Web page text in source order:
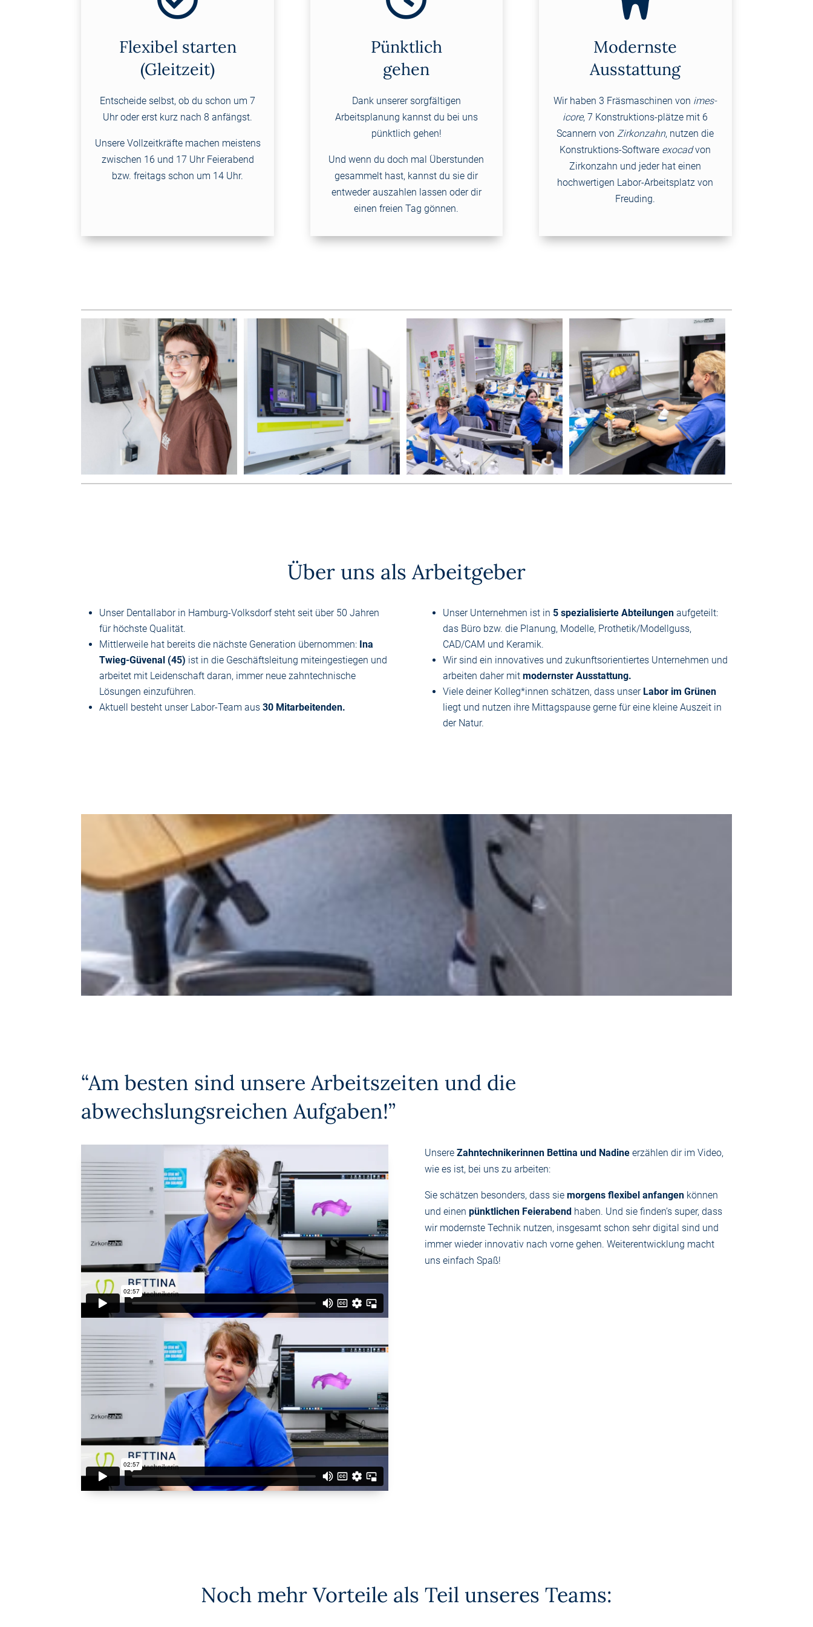
Flexibel starten
(Gleitzeit)
Entscheide selbst, ob du schon um 7
Uhr oder erst kurz nach 8 anfängst.
Unsere Vollzeitkräfte machen meistens
zwischen 16 und 17 Uhr Feierabend
bzw. freitags schon um 14 Uhr.
Pünktlich
gehen
Dank unserer sorgfältigen
Arbeitsplanung kannst du bei uns
pünktlich gehen!
Und wenn du doch mal Überstunden
gesammelt hast, kannst du sie dir
entweder auszahlen lassen oder dir
einen freien Tag gönnen.
Modernste
Ausstattung
Wir haben 3 Fräsmaschinen von imes-
icore, 7 Konstruktions-plätze mit 6
Scannern von Zirkonzahn, nutzen die
Konstruktions-Software exocadvon
Zirkonzahn und jeder hat einen
hochwertigen Labor-Arbeitsplatz von
Freuding.
Über uns als Arbeitgeber
Unser Dentallabor in Hamburg-Volksdorf steht seit über 50 Jahren
für höchste Qualität.
Mittlerweile hat bereits die nächste Generation übernommen: Ina
Twieg-Güvenal (45) ist in die Geschäftsleitung miteingestiegen und
arbeitet mit Leidenschaft daran, immer neue zahntechnische
Lösungen einzuführen.
Aktuell besteht unser Labor-Team aus30 Mitarbeitenden.
Unser Unternehmen ist in 5 spezialisierte Abteilungenaufgeteilt:
das Büro bzw. die Planung, Modelle, Prothetik/Modellguss,
CAD/CAM und Keramik.
Wir sind ein innovatives und zukunftsorientiertes Unternehmen und
arbeiten daher mit modernster Ausstattung.
Viele deiner Kolleg*innen schätzen, dass unser Labor im Grünen
liegt und nutzen ihre Mittagspause gerne für eine kleine Auszeit in
der Natur.
“Am besten sind unsere Arbeitszeiten und die
abwechslungs­reichen Aufgaben!”
Unsere Zahntechnikerinnen Bettina und Nadineerzählen dir im Video,
wie es ist, bei uns zu arbeiten:
Sie schätzen besonders, dass sie morgens flexibel anfangenkönnen
und einen pünktlichen Feierabend haben. Und sie finden’s super, dass
wir modernste Technik nutzen, insgesamt schon sehr digital sind und
immer wieder innovativ nach vorne gehen. Weiterentwicklung macht
uns einfach Spaß!
Noch mehr Vorteile als Teil unseres Teams: